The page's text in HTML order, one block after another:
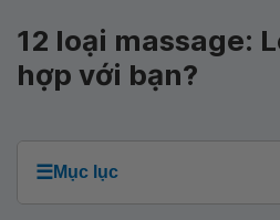
12 loại massage:
hợp với bạn?
☰Mục lục